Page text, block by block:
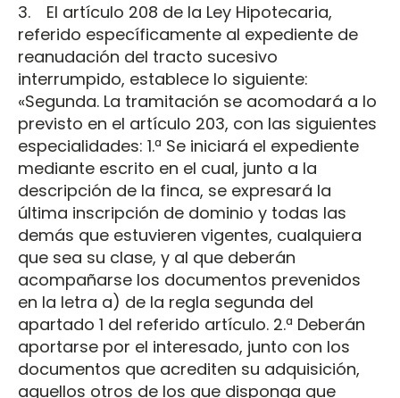
3. El artículo 208 de la Ley Hipotecaria,
referido específicamente al expediente de
reanudación del tracto sucesivo
interrumpido, establece lo siguiente:
«Segunda. La tramitación se acomodará a lo
previsto en el artículo 203, con las siguientes
especialidades: 1.ª Se iniciará el expediente
mediante escrito en el cual, junto a la
descripción de la finca, se expresará la
última inscripción de dominio y todas las
demás que estuvieren vigentes, cualquiera
que sea su clase, y al que deberán
acompañarse los documentos prevenidos
en la letra a) de la regla segunda del
apartado 1 del referido artículo. 2.ª Deberán
aportarse por el interesado, junto con los
documentos que acrediten su adquisición,
aquellos otros de los que disponga que